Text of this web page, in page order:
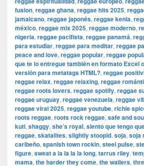
fusion, reggae ghana, reggae hits 2025,
jamaicano, reggae japonés, reggae kenia,
méxico, reggae mix 2025, reggae moderno,
nigeria, reggae pacifista, reggae panamá,
para estudiar, reggae para meditar, reggae
peace and love, reggae popular, reggae
que te lo entregue también en formato Excel
versión para metatags HTML?, reggae
reggae relax, reggae relaxing, reggae
reggae roots lovers, reggae spotify, reggae
reggae uruguay, reggae venezuela, reggae
reggae viral 2025, reggae youtube, richie
roots reggae, roots rock reggae, safe and
kuti, shaggy, she’s royal, siento que tengo
reggae, skatalites, slightly stoopid, soja, soja
caribeño, spanish town rockin, steel pulse,
figure, sweat a la la la la long, tarrus riley,
mama, the harder they come, the wailers,